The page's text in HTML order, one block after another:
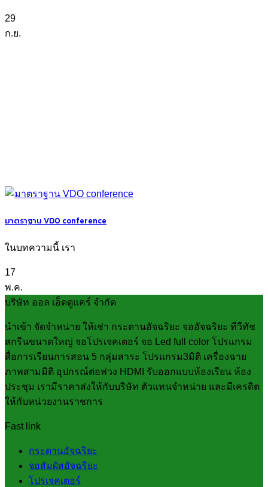
29
ก.ย.
มาตราฐาน VDO conference
ในบทความนี้ เรา
17
พ.ค.
บริษัท ออล เอ็ดดูแคร์ จำกัด
นำเข้า จัดจำหน่าย ให้เช่า กระดานอัจฉริยะ จออัจฉริยะ ทีวีทัช
สกรีนขนาดใหญ่ จอโปรเจคเตอร์ จอ Led full color โปรแกรม
สื่อการเรียนการสอน 5 กลุ่มสาระ โปรแกรม3มิติ เครื่องฉาย
ภาพสามมิติ อุปกรณ์ต่อพ่วง HDMI รับออกแบบห้องเรียน ห้อง
ประชุม เรามีราคาส่งให้กับบริษัท ตัวแทนจำหน่าย และมีเครดิต
ให้กับหน่วยงานราชการ
Fast link
กระดานอัจฉริยะ
จอสัมผัสอัจฉริยะ
โปรเจคเตอร์